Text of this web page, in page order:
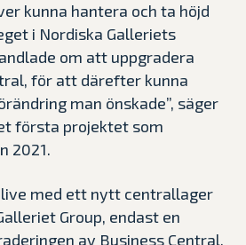
kunna hantera och ta höjd
i Nordiska Galleriets
om att uppgradera
för att därefter kunna
man önskade”, säger
första projektet som
2021.
med ett nytt centrallager
Group, endast en
av Business Central.